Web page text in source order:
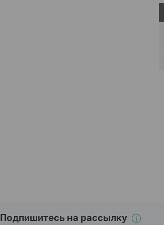
Подпишитесь на рассылку